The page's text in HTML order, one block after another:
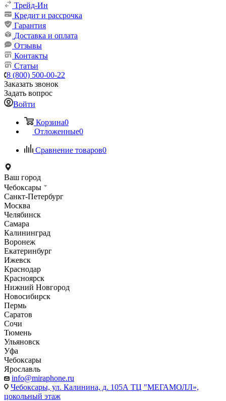
Трейд-Ин
Кредит и рассрочка
Гарантия
Доставка и оплата
Отзывы
Контакты
Статьи
8 (800) 500-00-22
Заказать звонок
Задать вопрос
Войти
Корзина0
Отложенные0
Сравнение товаров0
Ваш город
Чебоксары
Санкт-Петербург
Москва
Челябинск
Самара
Калининград
Воронеж
Екатеринбург
Ижевск
Краснодар
Красноярск
Нижний Новгород
Новосибирск
Пермь
Саратов
Сочи
Тюмень
Ульяновск
Уфа
Чебоксары
Ярославль
info@miraphone.ru
Чебоксары, ул. Калинина, д. 105А ТЦ "МЕГАМОЛЛ»,
цокольный этаж